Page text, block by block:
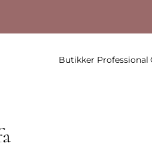
Butikker Professional